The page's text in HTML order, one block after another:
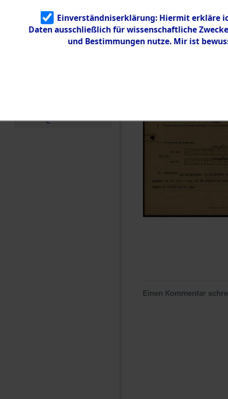
Identifizierun
g
5.3.3
Todesmärsch
e
Einen Kommentar
Einverständniserklärung: Hiermit erkläre
Daten ausschließlich für wissenschaftliche
und Bestimmungen nutze. Mir ist